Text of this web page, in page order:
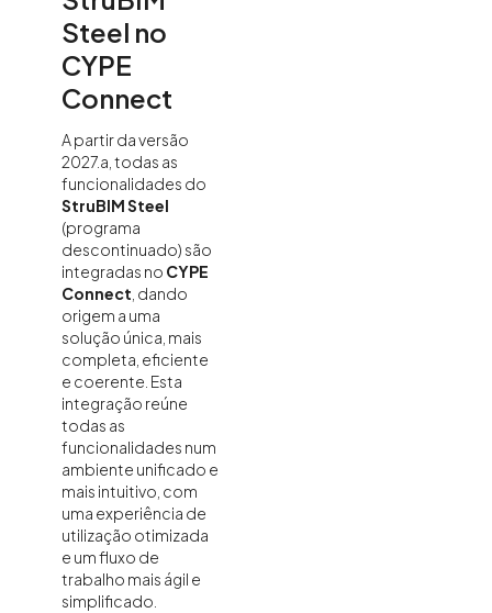
Steel no
CYPE
Connect
A partir da versão
2027.a, todas as
funcionalidades do
StruBIM Steel
(programa
descontinuado) são
integradas no CYPE
Connect , dando
origem a uma
solução única, mais
completa, eficiente
e coerente. Esta
integração reúne
todas as
funcionalidades num
ambiente unificado e
mais intuitivo, com
uma experiência de
utilização otimizada
e um fluxo de
trabalho mais ágil e
simplificado.